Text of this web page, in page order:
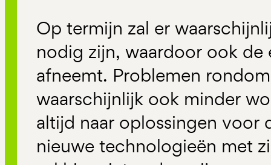
Op termijn zal er
nodig zijn, waardoor ook de
afneemt. Problemen
waarschijnlijk ook minder
altijd naar oplossingen voor
nieuwe technologieën met